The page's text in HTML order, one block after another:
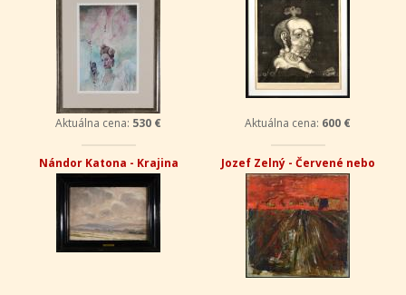
Aktuálna cena: 530 € Aktuálna cena: 600 €
Nándor Katona - Krajina Jozef Zelný - Červené nebo